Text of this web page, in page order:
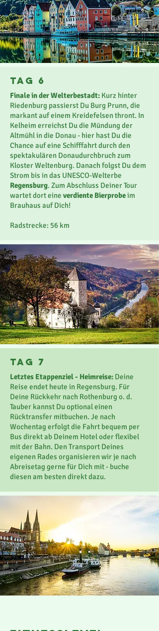
Tag 6
Finale in der Welterbestadt: Kurz hinter
Riedenburg passierst Du Burg Prunn, die
markant auf einem Kreidefelsen thront. In
Kelheim erreichst Du die Mündung der
Altmühl in die Donau - hier hast Du die
Chance auf eine Schifffahrt durch den
spektakulären Donaudurchbruch zum
Kloster Weltenburg. Danach folgst Du dem
Strom bis in das UNESCO-Welterbe
Regensburg. Zum Abschluss Deiner Tour
wartet dort eine verdiente Bierprobeim
Brauhaus auf Dich!
Radstrecke: 56 km
Tag 7
Letztes Etappenziel - Heimreise: Deine
Reise endet heute in Regensburg. Für
Deine Rückkehr nach Rothenburg o. d.
Tauber kannst Du optional einen
Rücktransfer mitbuchen. Je nach
Wochentag erfolgt die Fahrt bequem per
Bus direkt ab Deinem Hotel oder flexibel
mit der Bahn. Den Transport Deines
eigenen Rades organisieren wir je nach
Abreisetag gerne für Dich mit - buche
diesen am besten direkt dazu.